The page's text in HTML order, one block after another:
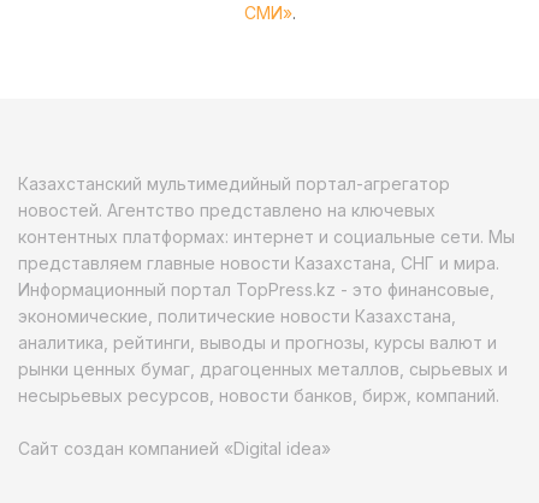
СМИ».
Казахстанский мультимедийный портал-агрегатор
новостей. Агентство представлено на ключевых
контентных платформах: интернет и социальные сети. Мы
представляем главные новости Казахстана, СНГ и мира.
Информационный портал TopPress.kz - это финансовые,
экономические, политические новости Казахстана,
аналитика, рейтинги, выводы и прогнозы, курсы валют и
рынки ценных бумаг, драгоценных металлов, сырьевых и
несырьевых ресурсов, новости банков, бирж, компаний.
Сайт создан компанией «Digital idea»